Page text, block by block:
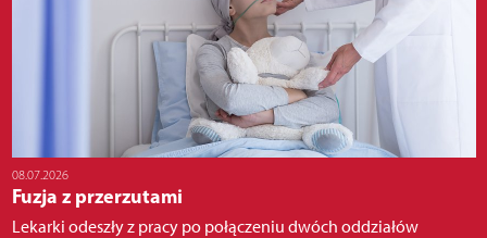
08.07.2026
Fuzja z przerzutami
Lekarki odeszły z pracy po połączeniu dwóch oddziałów